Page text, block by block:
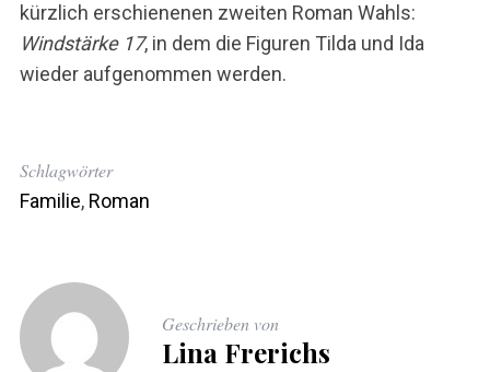
kürzlich erschienenen zweiten Roman Wahls:
Windstärke 17, in dem die Figuren Tilda und Ida
wieder aufgenommen werden.
Schlagwörter
Familie, Roman
Geschrieben von
Lina Frerichs